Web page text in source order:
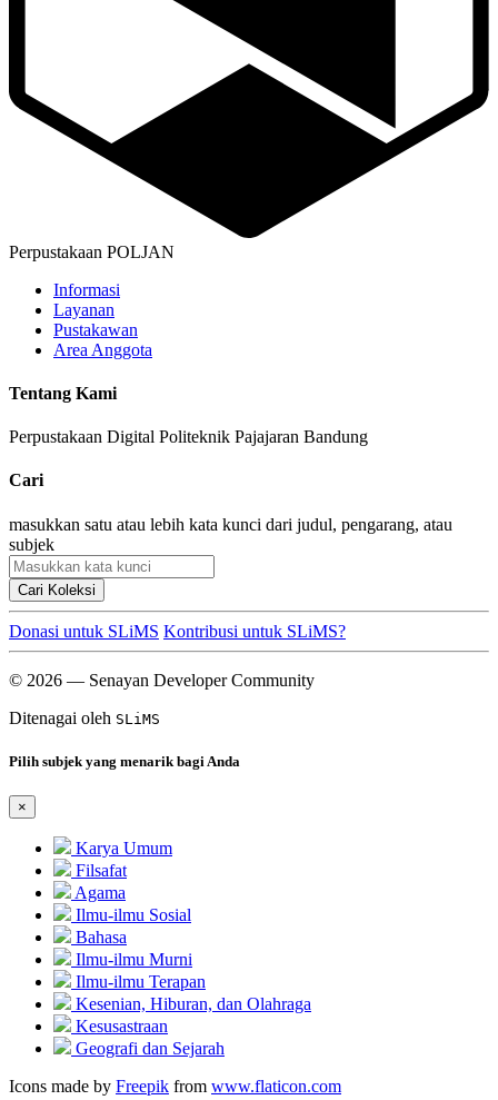
Perpustakaan POLJAN
Informasi
Layanan
Pustakawan
Area Anggota
Tentang Kami
Perpustakaan Digital Politeknik Pajajaran Bandung
Cari
masukkan satu atau lebih kata kunci dari judul, pengarang, atau
subjek
Cari Koleksi
Donasi untuk SLiMS Kontribusi untuk SLiMS?
© 2026 — Senayan Developer Community
Ditenagai oleh SLiMS
Pilih subjek yang menarik bagi Anda
×
Karya Umum
Filsafat
Agama
Ilmu-ilmu Sosial
Bahasa
Ilmu-ilmu Murni
Ilmu-ilmu Terapan
Kesenian, Hiburan, dan Olahraga
Kesusastraan
Geografi dan Sejarah
Icons made by Freepik from www.flaticon.com